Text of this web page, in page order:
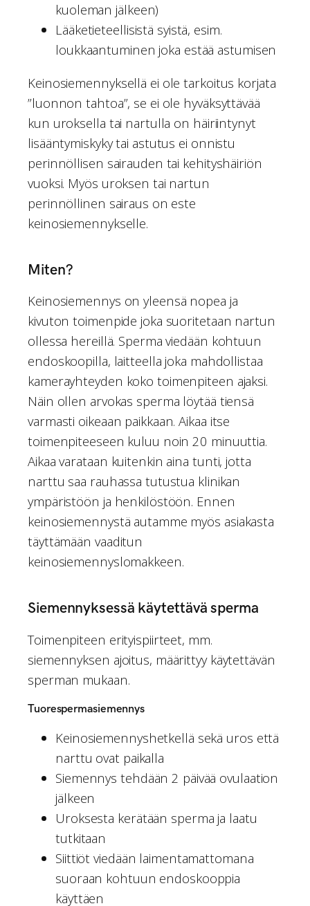
kuoleman jälkeen)
Lääketieteellisistä syistä, esim.
loukkaantuminen joka estää astumisen
Keinosiemennyksellä ei ole tarkoitus korjata
”luonnon tahtoa”, se ei ole hyväksyttävää
kun uroksella tai nartulla on häiriintynyt
lisääntymiskyky tai astutus ei onnistu
perinnöllisen sairauden tai kehityshäiriön
vuoksi. Myös uroksen tai nartun
perinnöllinen sairaus on este
keinosiemennykselle.
Miten?
Keinosiemennys on yleensä nopea ja
kivuton toimenpide joka suoritetaan nartun
ollessa hereillä. Sperma viedään kohtuun
endoskoopilla, laitteella joka mahdollistaa
kamerayhteyden koko toimenpiteen ajaksi.
Näin ollen arvokas sperma löytää tiensä
varmasti oikeaan paikkaan. Aikaa itse
toimenpiteeseen kuluu noin 20 minuuttia.
Aikaa varataan kuitenkin aina tunti, jotta
narttu saa rauhassa tutustua klinikan
ympäristöön ja henkilöstöön. Ennen
keinosiemennystä autamme myös asiakasta
täyttämään vaaditun
keinosiemennyslomakkeen.
Siemennyksessä käytettävä sperma
Toimenpiteen erityispiirteet, mm.
siemennyksen ajoitus, määrittyy käytettävän
sperman mukaan.
Tuorespermasiemennys
Keinosiemennyshetkellä sekä uros että
narttu ovat paikalla
Siemennys tehdään 2 päivää ovulaation
jälkeen
Uroksesta kerätään sperma ja laatu
tutkitaan
Siittiöt viedään laimentamattomana
suoraan kohtuun endoskooppia
käyttäen